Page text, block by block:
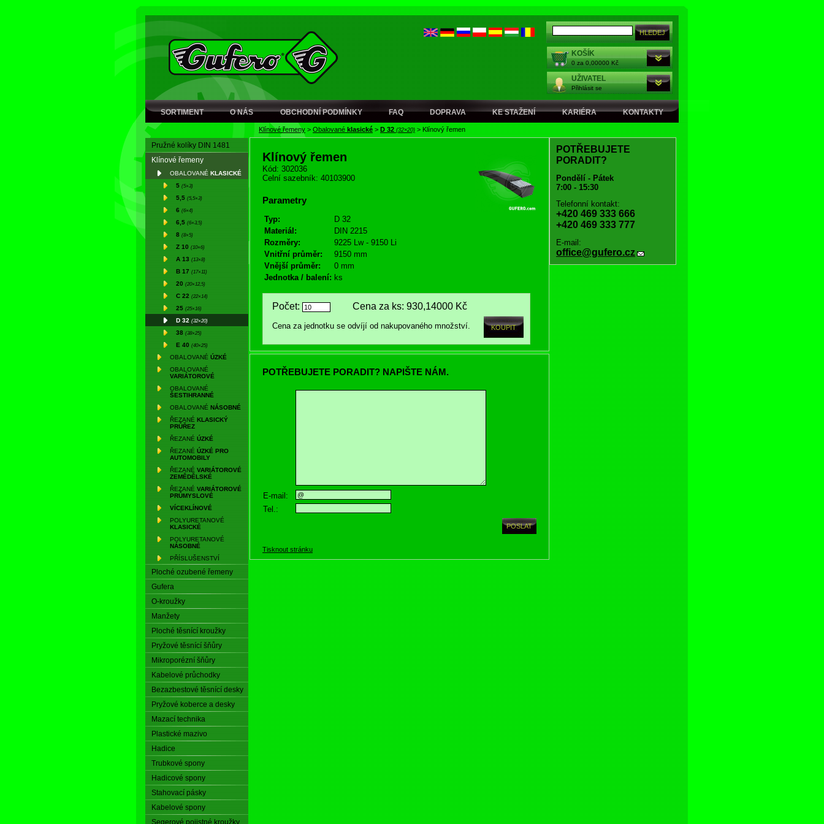
KOŠÍK
0 za 0,00000 Kč
UŽIVATEL
Přihlásit se
SORTIMENT O NÁS OBCHODNÍ PODMÍNKY FAQ DOPRAVA KE STAŽENÍ KARIÉRA KONTAKTY
Klínové řemeny > Obalované klasické > D 32 (32×20) > Klínový řemen
Pružné kolíky DIN 1481
Klínové řemeny
OBALOVANÉ KLASICKÉ
5 (5×3)
5,5 (5,5×3)
6 (6×4)
6,5 (6×3,5)
8 (8×5)
Z 10 (10×6)
A 13 (13×8)
B 17 (17×11)
20 (20×12,5)
C 22 (22×14)
25 (25×16)
D 32 (32×20)
38 (38×25)
E 40 (40×25)
OBALOVANÉ ÚZKÉ
OBALOVANÉ
VARIÁTOROVÉ
OBALOVANÉ
ŠESTIHRANNÉ
OBALOVANÉ NÁSOBNÉ
ŘEZANÉ KLASICKÝ
PRŮŘEZ
ŘEZANÉ ÚZKÉ
ŘEZANÉ ÚZKÉ PRO
AUTOMOBILY
ŘEZANÉ VARIÁTOROVÉ
ZEMĚDĚLSKÉ
ŘEZANÉ VARIÁTOROVÉ
PRŮMYSLOVÉ
VÍCEKLÍNOVÉ
POLYURETANOVÉ
KLASICKÉ
POLYURETANOVÉ
NÁSOBNÉ
PŘÍSLUŠENSTVÍ
Ploché ozubené řemeny
Gufera
O-kroužky
Manžety
Ploché těsnící kroužky
Pryžové těsnící šňůry
Mikroporézní šňůry
Kabelové průchodky
Bezazbestové těsnící desky
Pryžové koberce a desky
Mazací technika
Plastické mazivo
Hadice
Trubkové spony
Hadicové spony
Stahovací pásky
Kabelové spony
Segerové pojistné kroužky
Klínový řemen
Kód: 302036
Celní sazebník: 40103900
Parametry
Typ:
D 32
Materiál:
DIN 2215
Rozměry:
9225 Lw - 9150 Li
Vnitřní průměr:
9150 mm
Vnější průměr:
0 mm
Jednotka / balení: ks
Počet: Cena za ks: 930,14000 Kč
Cena za jednotku se odvíjí od nakupovaného množství.
POTŘEBUJETE PORADIT? NAPIŠTE NÁM.
E-mail:
Tel.:
Tisknout stránku
POTŘEBUJETE
PORADIT?
Pondělí - Pátek
7:00 - 15:30
Telefonní kontakt:
+420 469 333 666
+420 469 333 777
E-mail:
office@gufero.cz